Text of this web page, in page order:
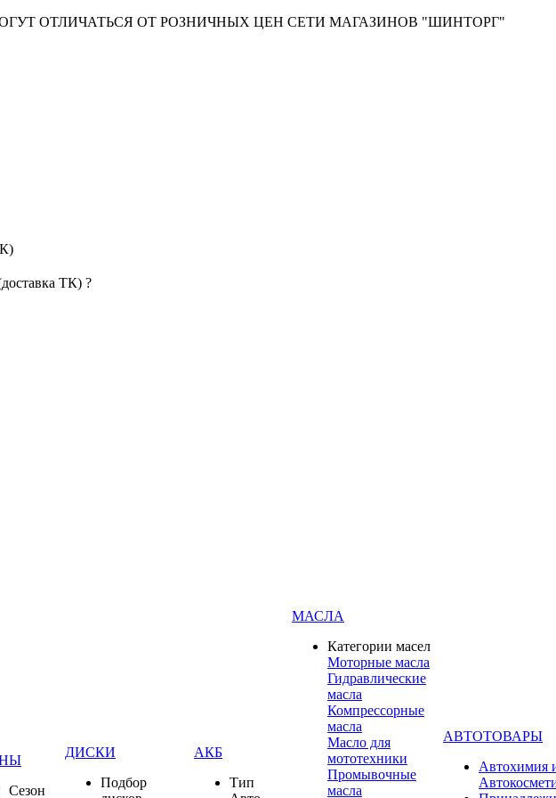
ОТЛИЧАТЬСЯ ОТ РОЗНИЧНЫХ ЦЕН СЕТИ МАГАЗИНОВ "ШИНТОРГ"
ТК) ?
Сезон
ДИСКИ
Подбор
АКБ
Тип
МАСЛА
Категории масел
Моторные масла
Гидравлические
масла
Компрессорные
масла
Масло для
мототехники
Промывочные
масла
АВТОТОВАРЫ
Автохимия